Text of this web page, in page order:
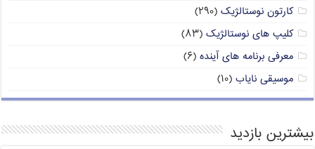
کارتون نوستالژیک (۲۹۰)
کلیپ های نوستالژیک (۸۳)
معرفی برنامه های آینده (۶)
موسیقی نایاب (۱۰)
بیشترین بازدید